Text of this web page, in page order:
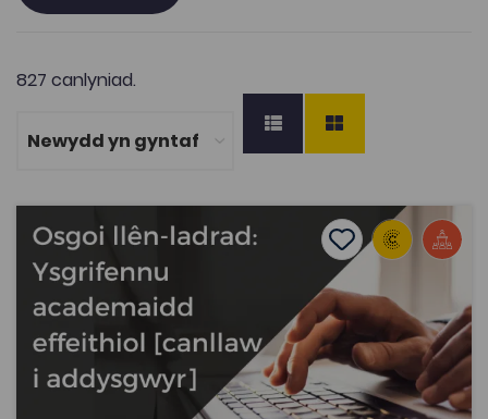
827 canlyniad.
Osgoi llên-ladrad: Ysgrifennu academaidd effeithiol
Add to favourites
Dyddiad cyhoeddi: 2020 Add to favourites
Osgoi llên-ladrad: Ysgrifennu academaidd
effeithiol [canllaw i addysgwyr], Dr Leila
2.8K
Tagiau
Rhaglen Datblygu Staff